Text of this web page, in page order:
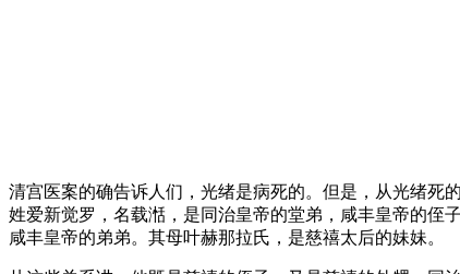
清宫医案的确告诉人们，光绪是病死的。但是，从光绪死
姓爱新觉罗，名载湉，是同治皇帝的堂弟，咸丰皇帝的侄
咸丰皇帝的弟弟。其母叶赫那拉氏，是慈禧太后的妹妹。